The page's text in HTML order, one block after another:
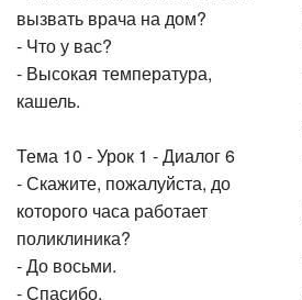
вызвать врача на дом?
- Что у вас?
- Высокая температура,
кашель.
Тема 10 - Урок 1 - Диалог 6
- Скажите, пожалуйста, до
которого часа работает
поликлиника?
- До восьми.
- Спасибо.